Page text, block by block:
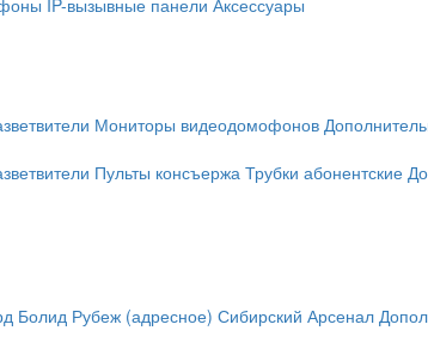
IP-вызывные панели Аксессуары
Мониторы видеодомофонов
Пульты консъержа Трубки абонентские
Болид Рубеж (адресное) Сибирский Арсенал